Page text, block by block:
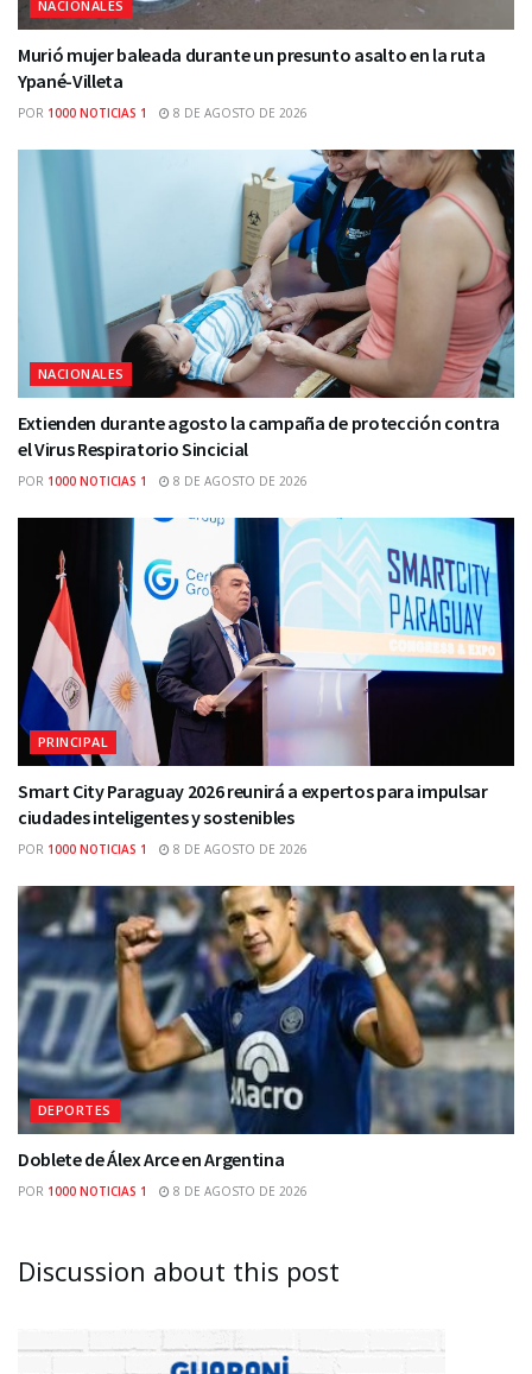
NACIONALES
Murió mujer baleada durante un presunto asalto en la ruta
Ypané-Villeta
POR 1000 NOTICIAS 1 8 DE AGOSTO DE 2026
NACIONALES
Extienden durante agosto la campaña de protección contra
el Virus Respiratorio Sincicial
POR 1000 NOTICIAS 1 8 DE AGOSTO DE 2026
PRINCIPAL
Smart City Paraguay 2026 reunirá a expertos para impulsar
ciudades inteligentes y sostenibles
POR 1000 NOTICIAS 1 8 DE AGOSTO DE 2026
DEPORTES
Doblete de Álex Arce en Argentina
POR 1000 NOTICIAS 1 8 DE AGOSTO DE 2026
Discussion about this post